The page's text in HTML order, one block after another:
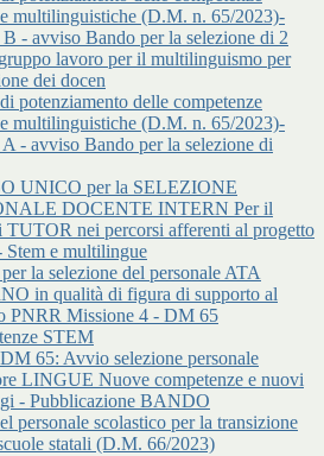
multilinguistiche (D.M. n. 65/2023)-
- avviso Bando per la selezione di 2
lavoro per il multilinguismo per
dei docen
potenziamento delle competenze
multilinguistiche (D.M. n. 65/2023)-
- avviso Bando per la selezione di
UNICO per la SELEZIONE
DOCENTE INTERN Per il
TUTOR nei percorsi afferenti al progetto
Stem e multilingue
la selezione del personale ATA
in qualità di figura di supporto al
PNRR Missione 4 - DM 65
STEM
65: Avvio selezione personale
LINGUE Nuove competenze e nuovi
- Pubblicazione BANDO
personale scolastico per la transizione
statali (D.M. 66/2023)